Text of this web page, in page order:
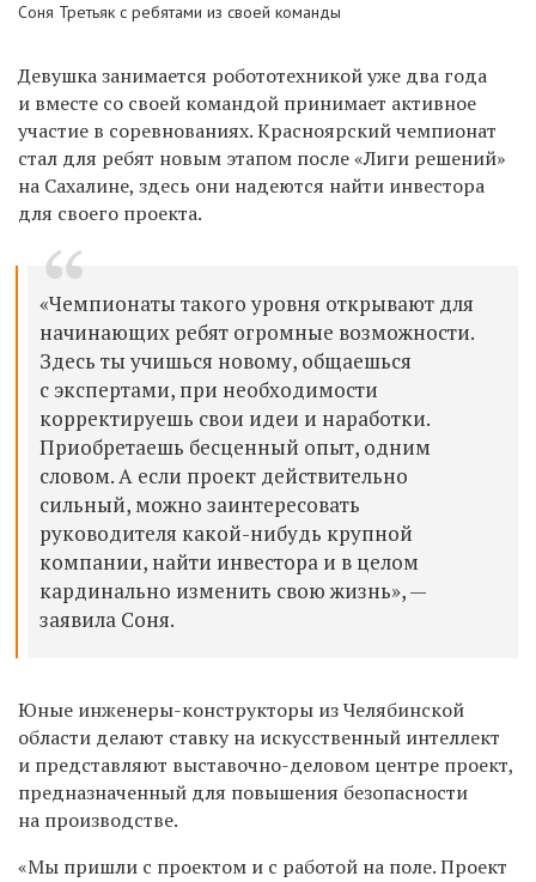
Соня Третьяк с ребятами из своей команды
Девушка занимается робототехникой уже два года
и вместе со своей командой принимает активное
участие в соревнованиях. Красноярский чемпионат
стал для ребят новым этапом после «Лиги решений»
на Сахалине, здесь они надеются найти инвестора
для своего проекта.
«Чемпионаты такого уровня открывают для
начинающих ребят огромные возможности.
Здесь ты учишься новому, общаешься
с экспертами, при необходимости
корректируешь свои идеи и наработки.
Приобретаешь бесценный опыт, одним
словом. А если проект действительно
сильный, можно заинтересовать
руководителя какой-нибудь крупной
компании, найти инвестора и в целом
кардинально изменить свою жизнь», —
заявила Соня.
Юные инженеры-конструкторы из Челябинской
области делают ставку на искусственный интеллект
и представляют выставочно-деловом центре проект,
предназначенный для повышения безопасности
на производстве.
«Мы пришли с проектом и с работой на поле. Проект